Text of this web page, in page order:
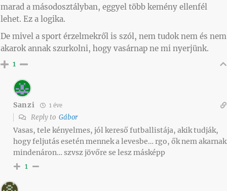
marad a másodosztályban, eggyel több kemény ellenfél
lehet. Ez a logika.
De mivel a sport érzelmekről is szól, nem tudok nem és nem
akarok annak szurkolni, hogy vasárnap ne mi nyerjünk.
1
Sanzi 1 éve
Reply to Gábor
Vasas, tele kényelmes, jól kereső futballistája, akik tudják,
hogy feljutás esetén mennek a levesbe… rgo, ők nem akarnak
mindenáron… szvsz jövőre se lesz másképp
1